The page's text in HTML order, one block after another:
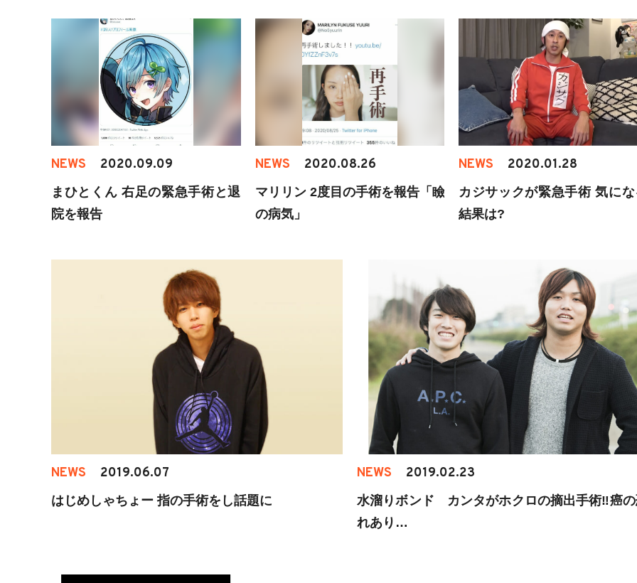
NEWS 2020.09.09
まひとくん 右足の緊急手術と退
院を報告
NEWS 2020.08.26
マリリン 2度目の手術を報告「瞼
の病気」
NEWS 2020.01.28
カジサックが緊急手術 気に
結果は?
NEWS 2019.06.07
はじめしゃちょー 指の手術をし話題に
NEWS 2019.02.23
水溜りボンド カンタがホクロの摘出手術‼︎癌
れあり…